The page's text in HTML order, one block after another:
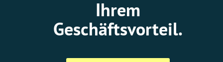
Ihrem
Geschäftsvorteil.